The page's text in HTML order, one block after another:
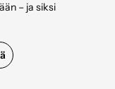
– ja siksi